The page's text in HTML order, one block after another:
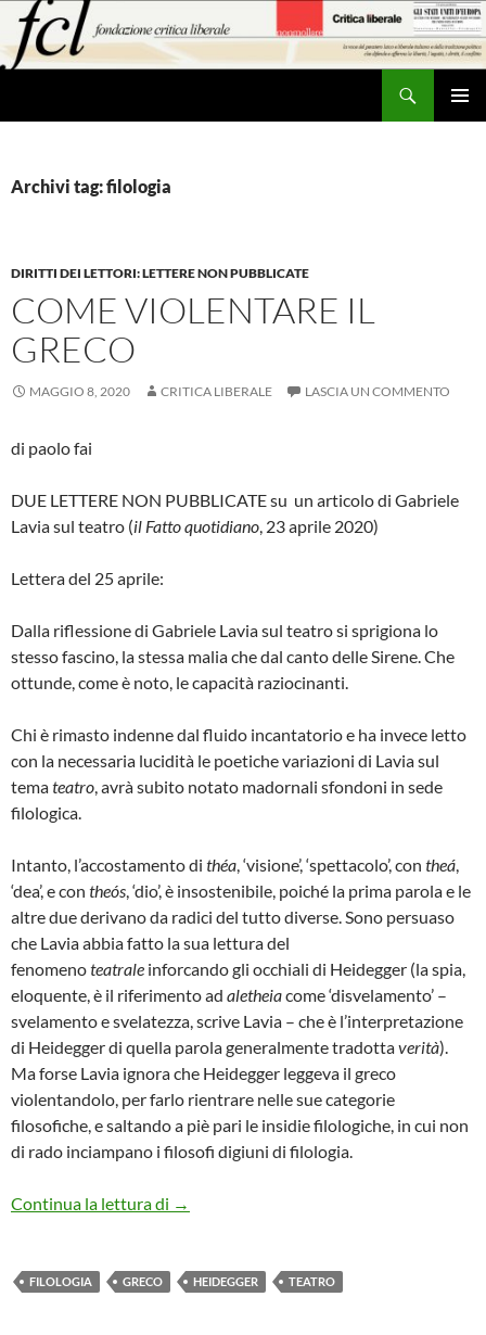
contenuto
Archivi tag: filologia
DIRITTI DEI LETTORI: LETTERE NON PUBBLICATE
COME VIOLENTARE IL
GRECO
MAGGIO 8, 2020 CRITICA LIBERALE LASCIA UN COMMENTO
di paolo fai
DUE LETTERE NON PUBBLICATE su un articolo di Gabriele
Lavia sul teatro (il Fatto quotidiano , 23 aprile 2020)
Lettera del 25 aprile:
Dalla riflessione di Gabriele Lavia sul teatro si sprigiona lo
stesso fascino, la stessa malia che dal canto delle Sirene. Che
ottunde, come è noto, le capacità raziocinanti.
Chi è rimasto indenne dal fluido incantatorio e ha invece letto
con la necessaria lucidità le poetiche variazioni di Lavia sul
temateatro , avrà subito notato madornali sfondoni in sede
filologica.
Intanto, l’accostamento di théa , ‘visione’, ‘spettacolo’, con theá
‘dea’, e con theós , ‘dio’, è insostenibile, poiché la prima parola e le
altre due derivano da radici del tutto diverse. Sono persuaso
che Lavia abbia fatto la sua lettura del
fenomenoteatrale inforcando gli occhiali di Heidegger (la spia,
eloquente, è il riferimento ad aletheiacome ‘disvelamento’ –
svelamento e svelatezza, scrive Lavia – che è l’interpretazione
di Heidegger di quella parola generalmente tradottaverità).
Ma forse Lavia ignora che Heidegger leggeva il greco
violentandolo, per farlo rientrare nelle sue categorie
filosofiche, e saltando a piè pari le insidie filologiche, in cui non
di rado inciampano i filosofi digiuni di filologia.
Continua la lettura di COME VIOLENTARE IL GRECO
→
FILOLOGIA GRECO HEIDEGGER TEATRO